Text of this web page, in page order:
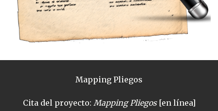
Mapping Pliegos
Cita del proyecto: Mapping Pliegos[en línea]